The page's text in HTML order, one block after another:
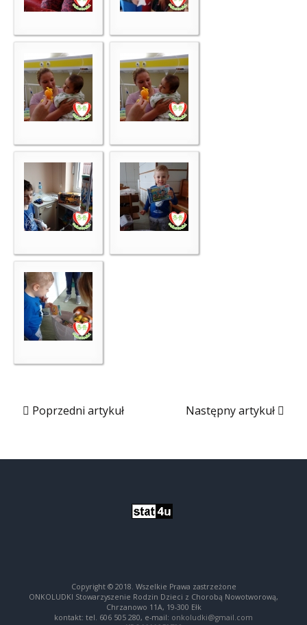
Poprzedni artykuł Następny artykuł
Copyright © 2018. Wszelkie Prawa zastrzeżone
ONKOLUDKI Stowarzyszenie Rodzin Dzieci z Chorobą Nowotworową,
Chrzanowo 11A, 19-300 Ełk
kontakt: tel. 606 505 280, e-mail: onkoludki@gmail.com